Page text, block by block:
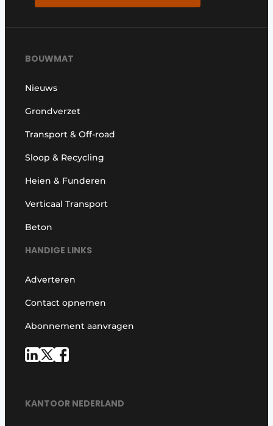
BOUWMAT
Nieuws
Grondverzet
Transport & Off-road
Sloop & Recycling
Heien & Funderen
Verticaal Transport
Beton
HANDIGE LINKS
Adverteren
Contact opnemen
Abonnement aanvragen
KANTOOR NEDERLAND